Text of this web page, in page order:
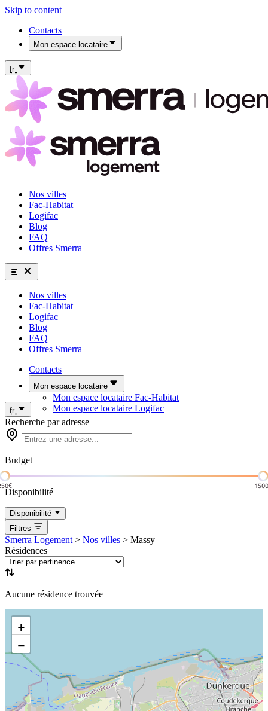
Skip to content
Contacts
Mon espace locataire
fr
Nos villes
Fac-Habitat
Logifac
Blog
FAQ
Offres Smerra
Nos villes
Fac-Habitat
Logifac
Blog
FAQ
Offres Smerra
Contacts
Mon espace locataire
Mon espace locataire Fac-Habitat
Mon espace locataire Logifac
fr
Recherche par adresse
Budget
Disponibilité
Disponibilité
Complet Dispo à venir
Filtres
Smerra Logement > Nos villes > Massy
Résidences
Aucune résidence trouvée
+
−